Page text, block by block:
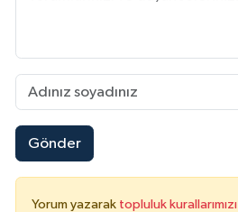
Gönder
Yorum yazarak topluluk kurallarımızı